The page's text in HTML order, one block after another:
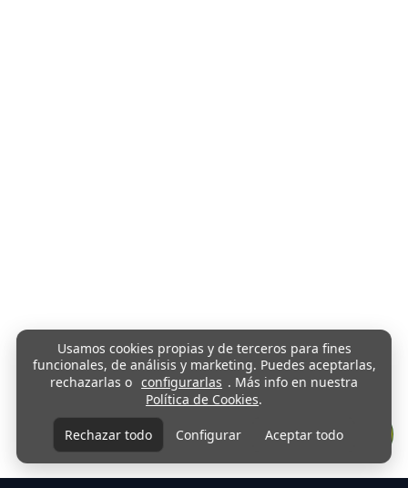
Usamos cookies propias y de terceros para fines
funcionales, de análisis y marketing. Puedes aceptarlas,
rechazarlas o configurarlas . Más info en nuestra
Política de Cookies.
Rechazar todo Configurar Aceptar todo